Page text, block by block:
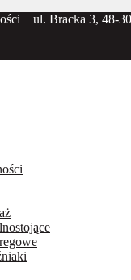
ul. Bracka 3, 48-